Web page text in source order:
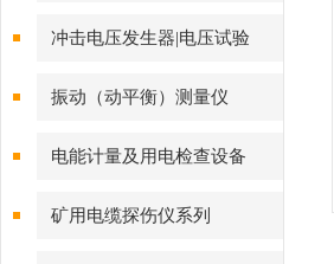
冲击电压发生器|电压试验
振动（动平衡）测量仪
电能计量及用电检查设备
矿用电缆探伤仪系列